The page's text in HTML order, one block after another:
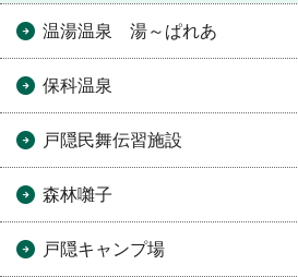
温湯温泉 湯～ぱれあ
保科温泉
戸隠民舞伝習施設
森林囃子
戸隠キャンプ場